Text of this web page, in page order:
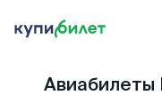
Авиабилеты